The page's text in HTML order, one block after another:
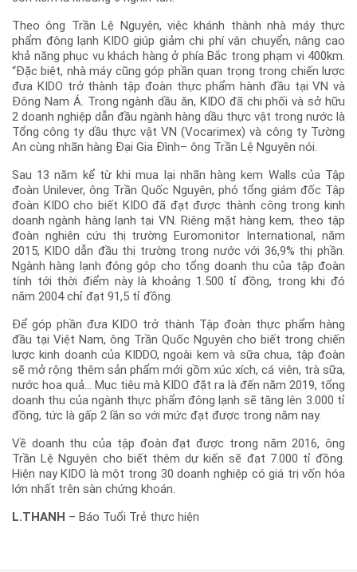
Theo ông Trần Lệ Nguyên, việc khánh thành nhà máy thực
phẩm đông lạnh KIDO giúp giảm chi phí vận chuyển, nâng cao
khả năng phục vụ khách hàng ở phía Bắc trong phạm vi 400km.
“Đặc biệt, nhà máy cũng góp phần quan trọng trong chiến lược
đưa KIDO trở thành tập đoàn thực phẩm hành đầu tại VN và
Đông Nam Á. Trong ngành dầu ăn, KIDO đã chi phối và sở hữu
2 doanh nghiệp dẫn đầu ngành hàng dầu thực vật trong nước là
Tổng công ty dầu thực vật VN (Vocarimex) và công ty Tường
An cùng nhãn hàng Đại Gia Đình– ông Trần Lệ Nguyên nói.
Sau 13 năm kể từ khi mua lại nhãn hàng kem Walls của Tập
đoàn Unilever, ông Trần Quốc Nguyên, phó tổng giám đốc Tập
đoàn KIDO cho biết KIDO đã đạt được thành công trong kinh
doanh ngành hàng lạnh tại VN. Riêng mặt hàng kem, theo tập
đoàn nghiên cứu thị trường Euromonitor International, năm
2015, KIDO dẫn đầu thị trường trong nước với 36,9% thị phần.
Ngành hàng lạnh đóng góp cho tổng doanh thu của tập đoàn
tính tới thời điểm này là khoảng 1.500 tỉ đồng, trong khi đó
năm 2004 chỉ đạt 91,5 tỉ đồng.
Để góp phần đưa KIDO trở thành Tập đoàn thực phẩm hàng
đầu tại Việt Nam, ông Trần Quốc Nguyên cho biết trong chiến
lược kinh doanh của KIDDO, ngoài kem và sữa chua, tập đoàn
sẽ mở rộng thêm sản phẩm mới gồm xúc xích, cá viên, trà sữa,
nước hoa quả… Mục tiêu mà KIDO đặt ra là đến năm 2019, tổng
doanh thu của ngành thực phẩm đông lạnh sẽ tăng lên 3.000 tỉ
đồng, tức là gấp 2 lần so với mức đạt được trong năm nay.
Về doanh thu của tập đoàn đạt được trong năm 2016, ông
Trần Lệ Nguyên cho biết thêm dự kiến sẽ đạt 7.000 tỉ đồng.
Hiện nay KIDO là một trong 30 doanh nghiệp có giá trị vốn hóa
lớn nhất trên sàn chứng khoán.
L.THANH – Báo Tuổi Trẻ thực hiện